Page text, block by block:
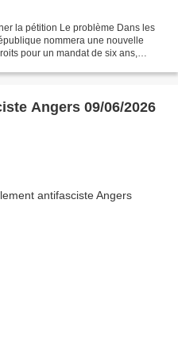
la pétition Le problème Dans les
nommera une nouvelle
pour un mandat de six ans,
Angers 09/06/2026